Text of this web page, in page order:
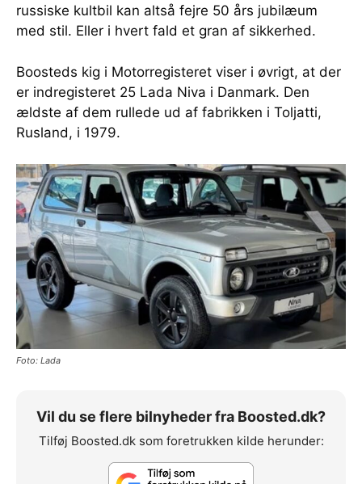
russiske kultbil kan altså fejre 50 års jubilæum
med stil. Eller i hvert fald et gran af sikkerhed.
Boosteds kig i Motorregisteret viser i øvrigt, at der
er indregisteret 25 Lada Niva i Danmark. Den
ældste af dem rullede ud af fabrikken i Toljatti,
Rusland, i 1979.
Foto: Lada
Vil du se flere bilnyheder fra Boosted.dk?
Tilføj Boosted.dk som foretrukken kilde herunder: